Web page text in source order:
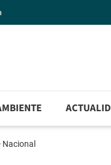
Nacional